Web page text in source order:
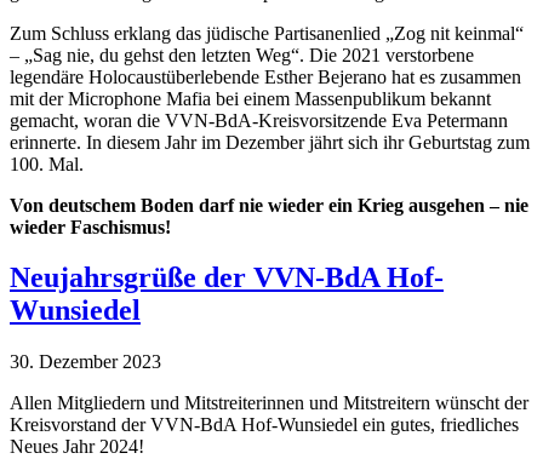
Zum Schluss erklang das jüdische Partisanenlied „Zog nit keinmal“
– „Sag nie, du gehst den letzten Weg“. Die 2021 verstorbene
legendäre Holocaustüberlebende Esther Bejerano hat es zusammen
mit der Microphone Mafia bei einem Massenpublikum bekannt
gemacht, woran die VVN-BdA-Kreisvorsitzende Eva Petermann
erinnerte. In diesem Jahr im Dezember jährt sich ihr Geburtstag zum
100. Mal.
Von deutschem Boden darf nie wieder ein Krieg ausgehen – nie
wieder Faschismus!
Neujahrsgrüße der VVN-BdA Hof-
Wunsiedel
30. Dezember 2023
Allen Mitgliedern und Mitstreiterinnen und Mitstreitern wünscht der
Kreisvorstand der VVN-BdA Hof-Wunsiedel ein gutes, friedliches
Neues Jahr 2024!